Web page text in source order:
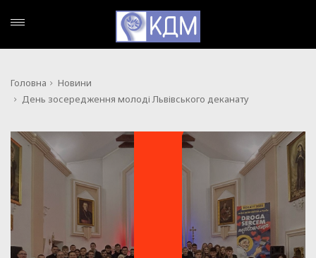
Головна
Новини
День зосередження молоді Львівського деканату